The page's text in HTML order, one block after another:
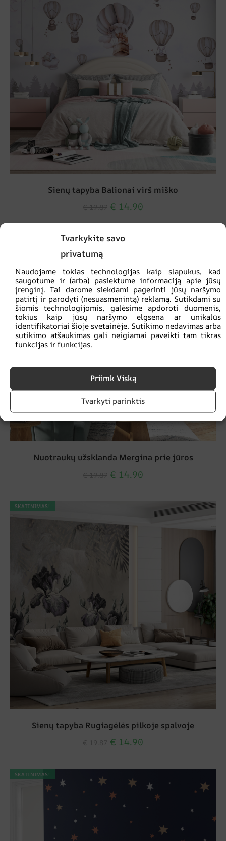
Tvarkykite savo
privatumą
Naudojame tokias technologijas kaip slapukus, kad
saugotume ir (arba) pasiektume informaciją apie jūsų
įrenginį. Tai darome siekdami pagerinti jūsų naršymo
patirtį ir parodyti (nesuasmenintą) reklamą. Sutikdami su
šiomis technologijomis, galėsime apdoroti duomenis,
tokius kaip jūsų naršymo elgsena ar unikalūs
identifikatoriai šioje svetainėje. Sutikimo nedavimas arba
sutikimo atšaukimas gali neigiamai paveikti tam tikras
funkcijas ir funkcijas.
Priimk Viską
Tvarkyti parinktis
Sienų tapyba Balionai virš miško
€ 14.90
Nuotraukų užsklanda Mergina prie jūros
€ 14.90
SKATINIMAS!
Sienų tapyba Rugiagėlės pilkoje spalvoje
€ 14.90
SKATINIMAS!